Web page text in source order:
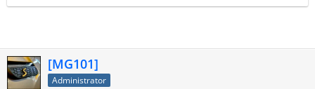
[MG101]
Administrator